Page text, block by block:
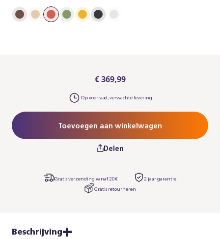
€ 369,99
Op voorraad, verwachte levering
Toevoegen aan winkelwagen
Delen
Gratis verzending vanaf 20€
2 jaar garantie​
Gratis retourneren
Beschrijving